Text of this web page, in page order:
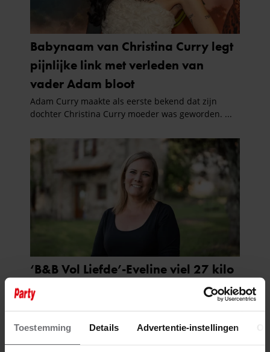
Toestemming Details Advertentie-instellingen